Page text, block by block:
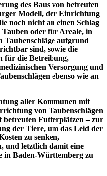
des Baus von betreuten
Modell, der Einrichtung
noch nicht an einen Schlag
Tauben oder für Areale, in
Taubenschläge aufgrund
sind, sowie die
für die Betreibung,
Versorgung und
ebenso wie an
aller Kommunen mit
von Taubenschlägen
betreuten Futterplätzen – zur
der Tiere, um das Leid der
zu senken,
und letztlich damit eine
in Baden-Württemberg zu